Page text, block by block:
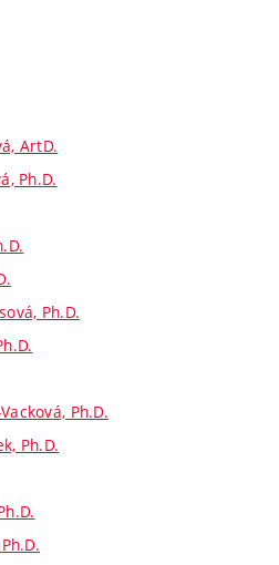
ArtD.
Ph.D.
Ph.D.
Ph.D.
Ph.D.